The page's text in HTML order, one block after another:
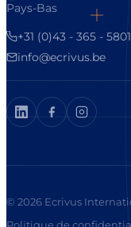
Pays-Bas
+31 (0)43 - 365 - 5801
info@ecrivus.be
© 2026 Ecrivus